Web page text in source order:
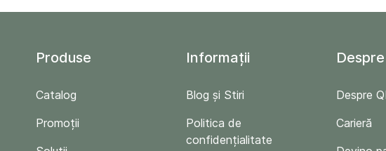
Produse
Catalog
Promoții
Informații
Blog și Stiri
Politica de
confidențialitate
Despre
Carieră